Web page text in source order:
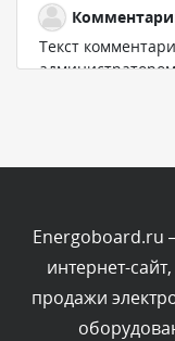
Текст
Текст
Energoboard.ru
интернет-
продажи